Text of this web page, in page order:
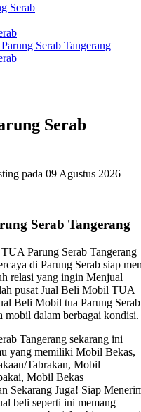
Serab
Serab Tangerang
Serab
pada 09 Agustus 2026
Serab Tangerang
Parung Serab Tangerang
di Parung Serab siap
relasi yang ingin Menjual
pusat Jual Beli Mobil TUA
Beli Mobil tua Parung
mobil dalam berbagai kondisi.
Tangerang sekarang ini
yang memiliki Mobil Bekas,
Tabrakan, Mobil
Mobil Bekas
Sekarang Juga! Siap
beli seperti ini memang